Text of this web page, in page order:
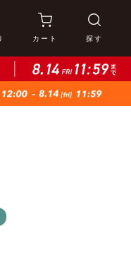
カート 探す